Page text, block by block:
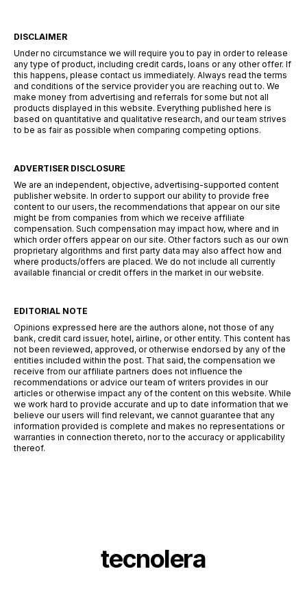
DISCLAIMER
Under no circumstance we will require you to pay in order to release
any type of product, including credit cards, loans or any other offer. If
this happens, please contact us immediately. Always read the terms
and conditions of the service provider you are reaching out to. We
make money from advertising and referrals for some but not all
products displayed in this website. Everything published here is
based on quantitative and qualitative research, and our team strives
to be as fair as possible when comparing competing options.
ADVERTISER DISCLOSURE
We are an independent, objective, advertising-supported content
publisher website. In order to support our ability to provide free
content to our users, the recommendations that appear on our site
might be from companies from which we receive affiliate
compensation. Such compensation may impact how, where and in
which order offers appear on our site. Other factors such as our own
proprietary algorithms and first party data may also affect how and
where products/offers are placed. We do not include all currently
available financial or credit offers in the market in our website.
EDITORIAL NOTE
Opinions expressed here are the authors alone, not those of any
bank, credit card issuer, hotel, airline, or other entity. This content has
not been reviewed, approved, or otherwise endorsed by any of the
entities included within the post. That said, the compensation we
receive from our affiliate partners does not influence the
recommendations or advice our team of writers provides in our
articles or otherwise impact any of the content on this website. While
we work hard to provide accurate and up to date information that we
believe our users will find relevant, we cannot guarantee that any
information provided is complete and makes no representations or
warranties in connection thereto, nor to the accuracy or applicability
thereof.
tecnolera